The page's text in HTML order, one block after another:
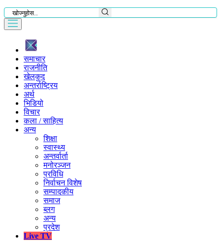
समाचार
राजनीति
खेलकुद
अन्तर्राष्ट्रिय
अर्थ
भिडियो
विचार
कला / साहित्य
अन्य
शिक्षा
स्वास्थ्य
अन्तर्वार्ता
मनोरञ्जन
प्रविधि
निर्वाचन विशेष
सम्पादकीय
समाज
ब्लग
अन्य
प्रदेश
Live TV